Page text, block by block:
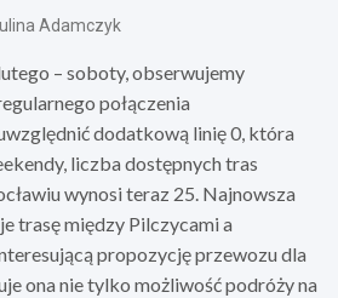
Adamczyk
– soboty, obserwujemy
połączenia
dodatkową linię 0, która
liczba dostępnych tras
wynosi teraz 25. Najnowsza
trasę między Pilczycami a
propozycję przewozu dla
ona nie tylko możliwość podróży na